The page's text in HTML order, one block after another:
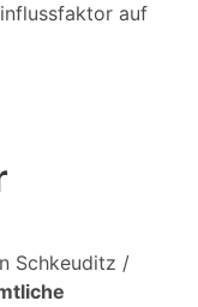
auf
Schkeuditz /